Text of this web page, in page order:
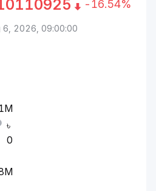
-16.54%
6, 2026, 09:00:00
0